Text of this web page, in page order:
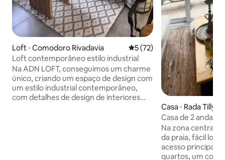
Loft ⋅ Comodoro Rivadavia 5 de uma avaliação média
5 (72)
Loft contemporâneo estilo industrial
Na ADN LOFT, conseguimos um charme
único, criando um espaço de design com
um estilo industrial contemporâneo,
com detalhes de design de interiores
Casa ⋅ Rada Tilly
Casa de 2
Na zona central
da praia, fácil
acesso principal Confortável , luminoso 2
quartos, um com